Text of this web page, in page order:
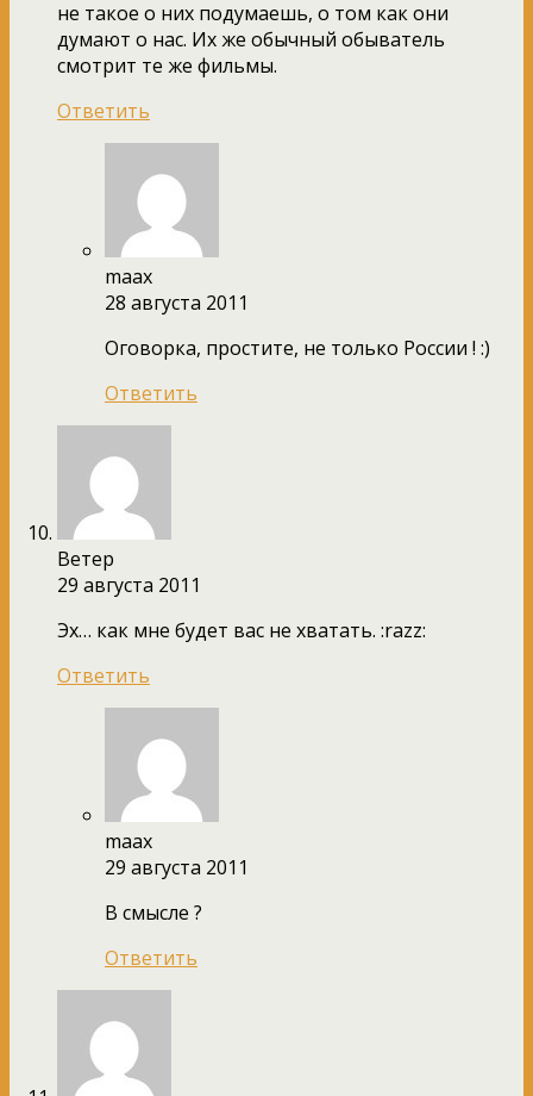
не такое о них подумаешь, о том как они
думают о нас. Их же обычный обыватель
смотрит те же фильмы.
Ответить
maax
28 августа 2011
Оговорка, простите, не только России ! :)
Ответить
Ветер
29 августа 2011
Эх… как мне будет вас не хватать. :razz:
Ответить
maax
29 августа 2011
В смысле ?
Ответить